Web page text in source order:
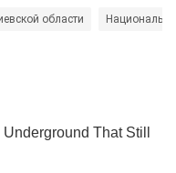
области